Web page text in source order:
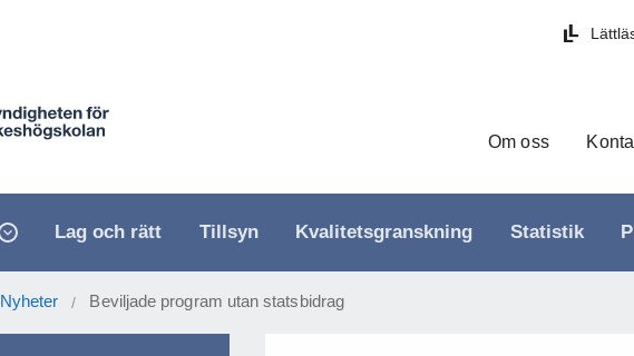
Om oss
Lag och rätt Tillsyn Kvalitetsgranskning Statistik
Nyheter / Beviljade program utan statsbidrag